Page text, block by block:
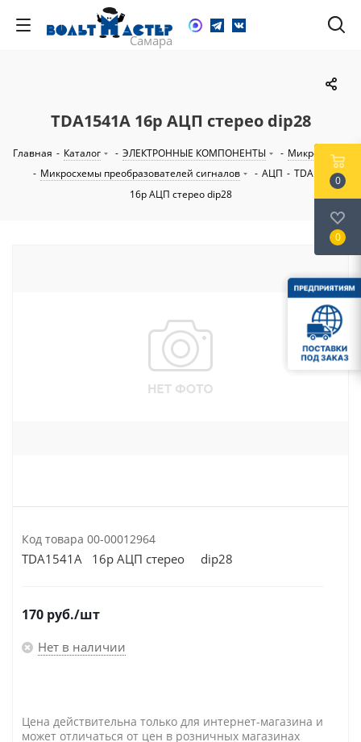
TDA1541A 16р АЦП стерео dip28
Главная - Каталог - ЭЛЕКТРОННЫЕ КОМПОНЕНТЫ - Микросхемы
- Микросхемы преобразователей сигналов - АЦП - TDA1541A
16р АЦП стерео dip28
Код товара 00-00012964
TDA1541A 16р АЦП стерео dip28
170 руб./шт
Нет в наличии
Цена действительна только для интернет-магазина и
может отличаться от цен в розничных магазинах
0
0